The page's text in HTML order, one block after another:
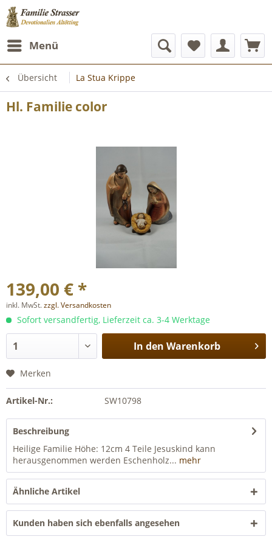
Menü
Übersicht La Stua Krippe
Hl. Familie color
139,00 € *
inkl. MwSt.zzgl. Versandkosten
Sofort versandfertig, Lieferzeit ca. 3-4 Werktage
In den Warenkorb
Merken
Artikel-Nr.: SW10798
Beschreibung
Heilige Familie Höhe: 12cm 4 Teile Jesuskind kann
herausgenommen werden Eschenholz... mehr
Ähnliche Artikel
Kunden haben sich ebenfalls angesehen